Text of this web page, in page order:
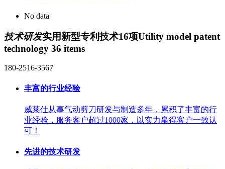
No data
技术研发实用新型专利技术16项Utility model patent
technology 36 items
180-2516-3567
丰富的行业经验
威莱仕从事气动剪刀研发与制造多年，累积了丰富的行
业经验，服务客户超过1000家，以实力赢得客户一致认
可！
先进的技术研发